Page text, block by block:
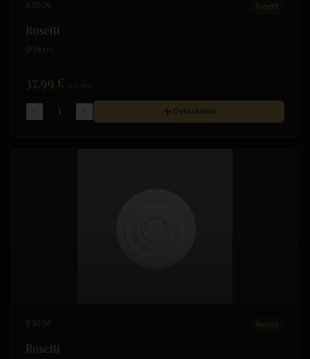
B3029 Rosetit
Rosetti
Ø 38 cm
37.99 €
Ostoskoriin
B3030 Rosetit
Rosetti